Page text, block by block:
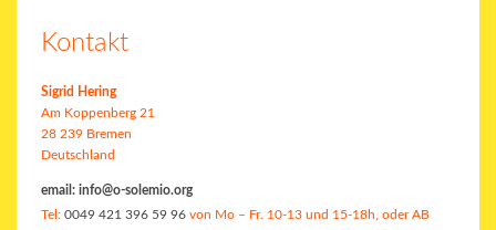
Kontakt
Sigrid Hering
Am Koppenberg 21
28 239 Bremen
Deutschland
email: info@o-solemio.org
Tel: 0049 421 396 59 96 von Mo – Fr. 10-13 und 15-18h, oder AB